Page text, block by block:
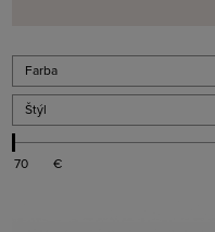
Farba
Štýl
€